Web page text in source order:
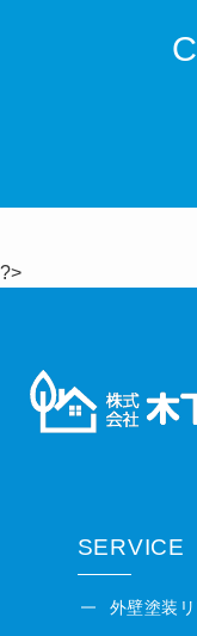
?>
SERVICE
外壁塗装